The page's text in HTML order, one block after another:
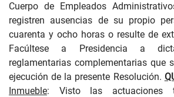
Cuerpo de Empleados
registren ausencias de su propio
cuarenta y ocho horas o resulte de
Facúltese a Presidencia a
reglamentarias complementarias que
ejecución de la presente Resolución.
Inmueble: Visto las actuaciones